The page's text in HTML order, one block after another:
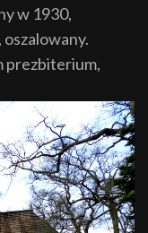
w 1930,
prezbiterium,